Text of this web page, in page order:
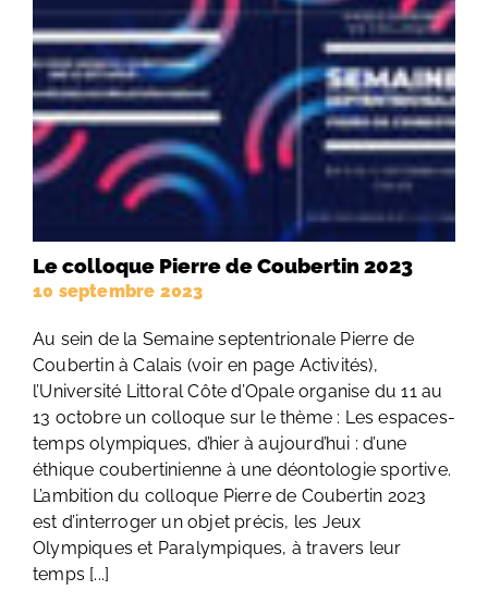
Le colloque Pierre de Coubertin 2023
10 septembre 2023
Au sein de la Semaine septentrionale Pierre de
Coubertin à Calais (voir en page Activités),
l’Université Littoral Côte d’Opale organise du 11 au
13 octobre un colloque sur le thème : Les espaces-
temps olympiques, d’hier à aujourd’hui : d’une
éthique coubertinienne à une déontologie sportive.
L’ambition du colloque Pierre de Coubertin 2023
est d’interroger un objet précis, les Jeux
Olympiques et Paralympiques, à travers leur
temps [...]